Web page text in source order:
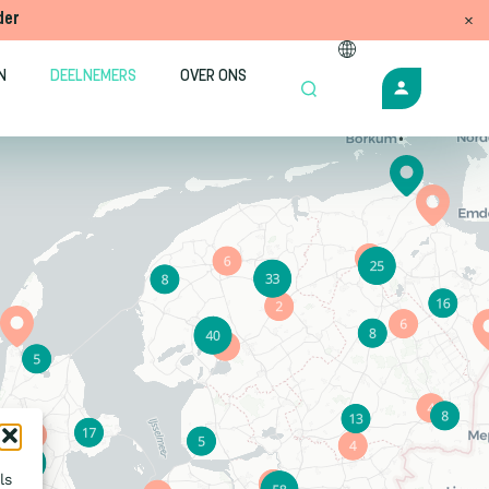
DEELNEMERS OVER ONS